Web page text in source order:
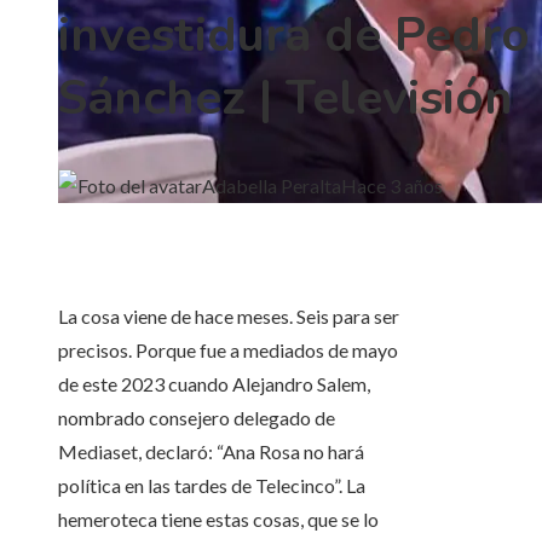
investidura de Pedro
Sánchez | Televisión
Adabella PeraltaHace 3 años
La cosa viene de hace meses. Seis para ser
precisos. Porque fue a mediados de mayo
de este 2023 cuando Alejandro Salem,
nombrado consejero delegado de
Mediaset, declaró: “Ana Rosa no hará
política en las tardes de Telecinco”. La
hemeroteca tiene estas cosas, que se lo